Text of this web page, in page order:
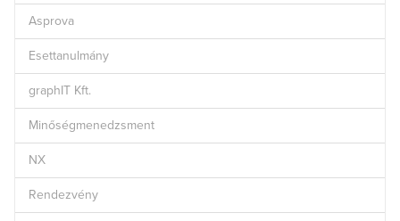
Asprova
Esettanulmány
graphIT Kft.
Minőségmenedzsment
NX
Rendezvény